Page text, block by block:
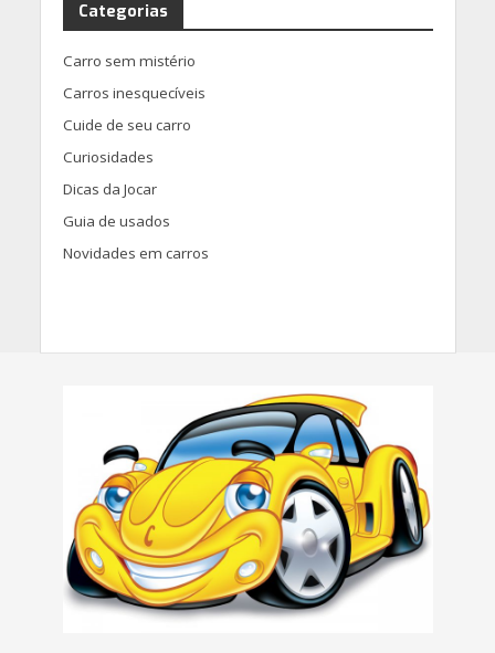
Categorias
Carro sem mistério
Carros inesquecíveis
Cuide de seu carro
Curiosidades
Dicas da Jocar
Guia de usados
Novidades em carros